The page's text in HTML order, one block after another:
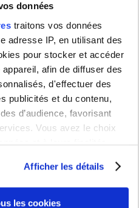
données
traitons vos données
adresse IP, en utilisant des
pour stocker et accéder
afin de diffuser des
d'effectuer des
publicités et du contenu,
d’audience, favorisant
Vous avez le choix
et à leurs finalités.
relative aux cookies
Afficher les détails
les cookies